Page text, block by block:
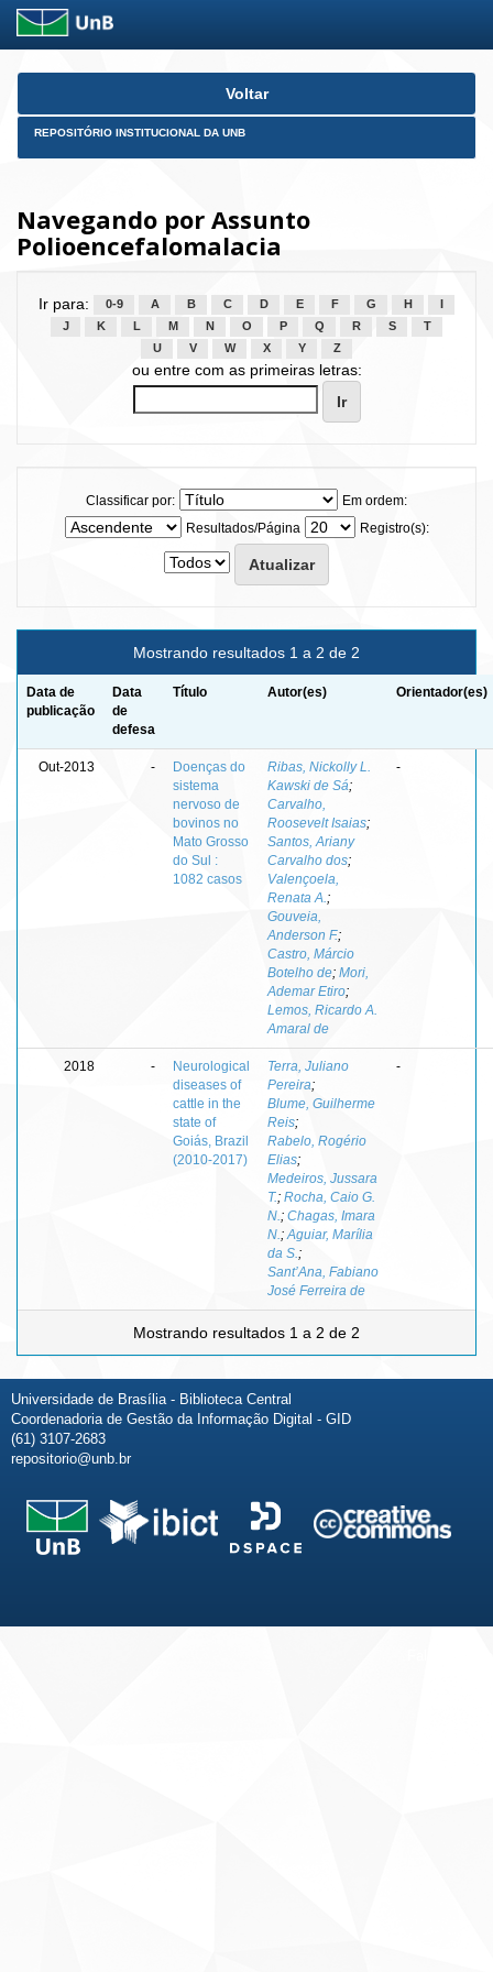
Skip
Voltar
REPOSITÓRIO INSTITUCIONAL DA UNB
Navegando por Assunto
Polioencefalomalacia
Ir para: 0-9 A B C D E F G H
J
K L M N O P Q R S
T
U
V W X Y Z
ou entre com as primeiras letras:
Classificar por:
Em ordem:
Resultados/Página
Registro(s):
Mostrando resultados 1 a 2 de 2
Data de
publicação
Data
de
defesa
Título Autor(es) Orientador(es)
Out-2013 -
Doenças do
sistema
nervoso de
bovinos no
Mato Grosso
do Sul :
1082 casos
Ribas, Nickolly L.
Kawski de Sá;
Carvalho,
Roosevelt Isaias;
Santos, Ariany
Carvalho dos;
Valençoela,
Renata A. ;
Gouveia,
Anderson F.;
Castro, Márcio
Botelho de; Mori,
Ademar Etiro;
Lemos, Ricardo A.
Amaral de
-
2018 -
Neurological
diseases of
cattle in the
state of
Goiás, Brazil
(2010-2017)
Terra, Juliano
Pereira;
Blume, Guilherme
Reis;
Rabelo, Rogério
Elias;
Medeiros, Jussara
T.; Rocha, Caio G.
N. ; Chagas, Imara
N. ; Aguiar, Marília
da S. ;
Sant’Ana, Fabiano
José Ferreira de
-
Mostrando resultados 1 a 2 de 2
Universidade de Brasília - Biblioteca Central
Coordenadoria de Gestão da Informação Digital - GID
(61) 3107-2683
repositorio@unb.br